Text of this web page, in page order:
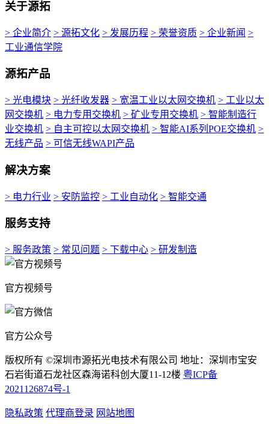
关于源拓
> 企业简介 > 源拓文化 > 发展历程 > 荣誉资质 > 企业新闻 >
工业通信学院
源拓产品
> 光电模块 > 光纤收发器 > 宽温工业以太网交换机 > 工业以太
网交换机 > 电力专用交换机 > 矿业专用交换机 > 智能制造行
业交换机 > 自主可控以太网交换机 > 智能AI系列POE交换机 >
无线产品 > 可信无线WAPI产品
解决方案
> 电力行业 > 安防监控 > 工业自动化 > 智能交通
服务支持
> 服务政策 > 常见问题 > 下载中心 > 研发制造
官方视频号
官方公众号
版权所有 ©深圳市源拓光电技术有限公司 地址：深圳市宝安
石岩街道石龙社区森海诺科创大厦11-12楼 粤ICP备
2021126874号-1
隐私政策 代理商登录 网站地图